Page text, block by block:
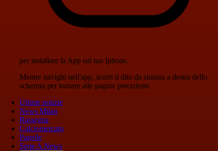
per installare la App sul tuo Iphone.
Mentre navighi nell'app, scorri il dito da sinistra a destra dello
schermo per tornare alle pagine precedenti
Ultime notizie
News Milan
Rassegna
Calciomercato
Pagelle
Serie A News